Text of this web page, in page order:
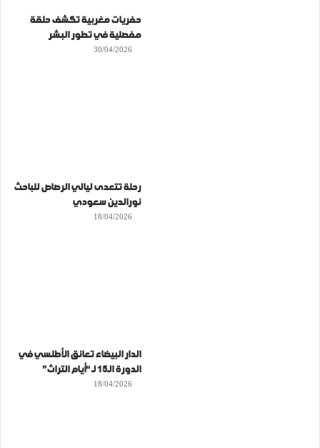
حفريات مغربية تكشف حلقة
مفصلية في تطور البشر
30/04/2026
رحلة تتعدى ليالي الرصاص للباحث
نورالدين سعودي
18/04/2026
الدار البيضاء تعانق الأطلسي في
الدورة الـ15 لـ “أيام التراث”
18/04/2026